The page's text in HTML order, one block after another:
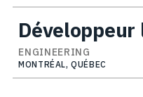
Développeur
ENGINEERING
MONTRÉAL, QUÉBEC